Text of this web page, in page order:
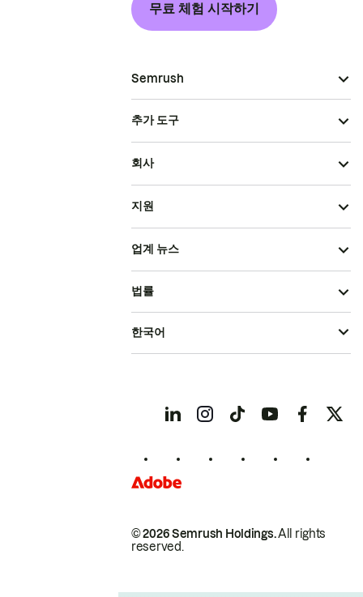
무료 체험 시작하기
Semrush
추가 도구
회사
지원
업계 뉴스
© 2026 Semrush Holdings.All rights
reserved.
법률
한국어